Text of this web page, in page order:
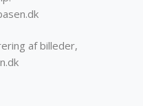
af billeder,